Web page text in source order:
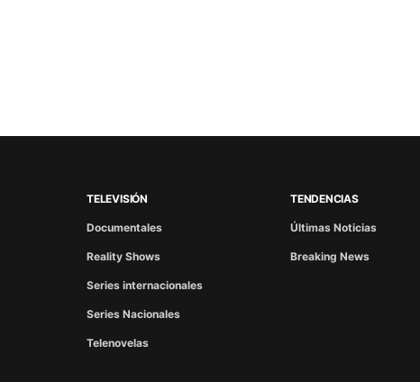
TELEVISIÓN
Documentales
Reality Shows
Series internacionales
Series Nacionales
Telenovelas
TENDENCIAS
Últimas Noticias
Breaking News